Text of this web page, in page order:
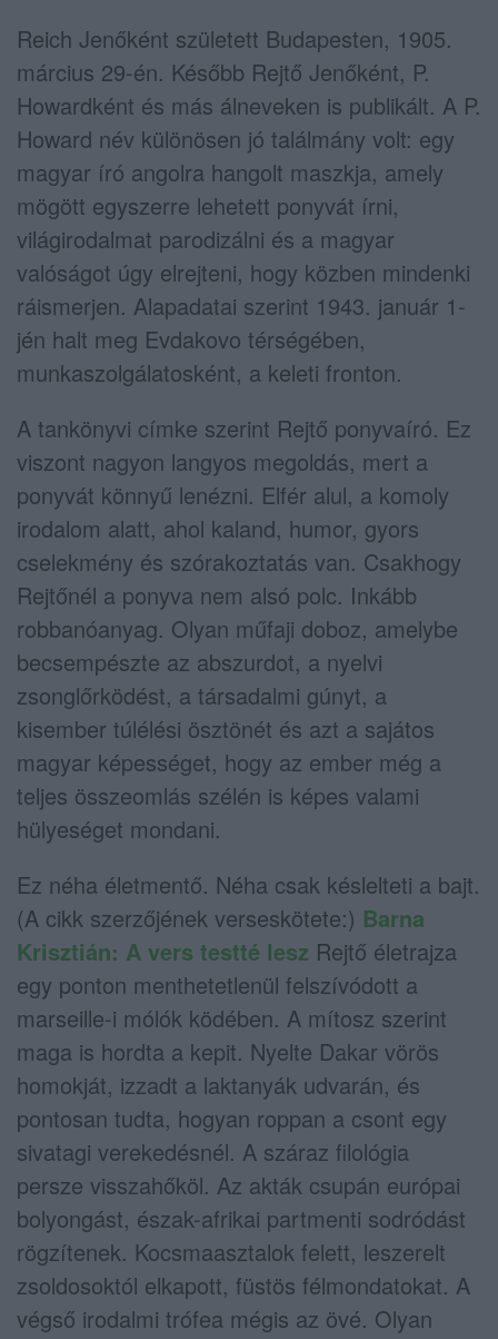
Reich Jenőként született Budapesten, 1905.
március 29-én. Később Rejtő Jenőként, P.
Howardként és más álneveken is publikált. A P.
Howard név különösen jó találmány volt: egy
magyar író angolra hangolt maszkja, amely
mögött egyszerre lehetett ponyvát írni,
világirodalmat parodizálni és a magyar
valóságot úgy elrejteni, hogy közben mindenki
ráismerjen. Alapadatai szerint 1943. január 1-
jén halt meg Evdakovo térségében,
munkaszolgálatosként, a keleti fronton.
A tankönyvi címke szerint Rejtő ponyvaíró. Ez
viszont nagyon langyos megoldás, mert a
ponyvát könnyű lenézni. Elfér alul, a komoly
irodalom alatt, ahol kaland, humor, gyors
cselekmény és szórakoztatás van. Csakhogy
Rejtőnél a ponyva nem alsó polc. Inkább
robbanóanyag. Olyan műfaji doboz, amelybe
becsempészte az abszurdot, a nyelvi
zsonglőrködést, a társadalmi gúnyt, a
kisember túlélési ösztönét és azt a sajátos
magyar képességet, hogy az ember még a
teljes összeomlás szélén is képes valami
hülyeséget mondani.
Ez néha életmentő. Néha csak késlelteti a bajt.
(A cikk szerzőjének verseskötete:) Barna
Krisztián: A vers testté lesz Rejtő életrajza
egy ponton menthetetlenül felszívódott a
marseille-i mólók ködében. A mítosz szerint
maga is hordta a kepit. Nyelte Dakar vörös
homokját, izzadt a laktanyák udvarán, és
pontosan tudta, hogyan roppan a csont egy
sivatagi verekedésnél. A száraz filológia
persze visszahőköl. Az akták csupán európai
bolyongást, észak-afrikai partmenti sodródást
rögzítenek. Kocsmaasztalok felett, leszerelt
zsoldosoktól elkapott, füstös félmondatokat. A
végső irodalmi trófea mégis az övé. Olyan